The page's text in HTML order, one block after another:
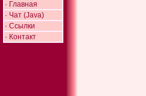
· Главная
· Чат (Java)
· Ссылки
· Контакт